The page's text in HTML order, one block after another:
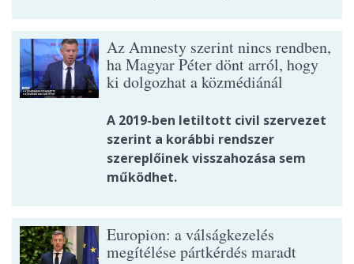
Az Amnesty szerint nincs rendben,
ha Magyar Péter dönt arról, hogy
ki dolgozhat a közmédiánál
A 2019-ben letiltott civil szervezet
szerint a korábbi rendszer
szereplőinek visszahozása sem
működhet.
Europion: a válságkezelés
megítélése pártkérdés maradt